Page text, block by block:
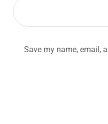
Save my name, email,